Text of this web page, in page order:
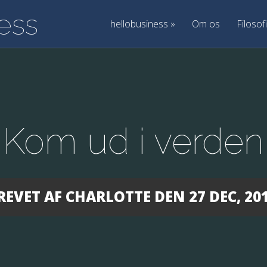
hellobusiness » Om os Filosofi
Kom ud i verden
AF CHARLOTTE DEN 27 DEC,